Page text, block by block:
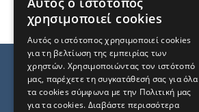
χρησιμοποιεί cookies
Αυτός ο ιστότοπος χρησιμοποιεί cookies
για τη βελτίωση της εμπειρίας των
χρηστών. Χρησιμοποιώντας τον ιστότοπό
μας, παρέχετε τη συγκατάθεσή σας για όλα
τα cookies σύμφωνα με την Πολιτική μας
για τα cookies. Διαβάστε περισσότερα